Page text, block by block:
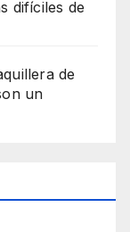
difíciles de
de
un